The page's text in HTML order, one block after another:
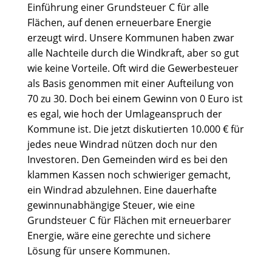
Einführung einer Grundsteuer C für alle
Flächen, auf denen erneuerbare Energie
erzeugt wird. Unsere Kommunen haben zwar
alle Nachteile durch die Windkraft, aber so gut
wie keine Vorteile. Oft wird die Gewerbesteuer
als Basis genommen mit einer Aufteilung von
70 zu 30. Doch bei einem Gewinn von 0 Euro ist
es egal, wie hoch der Umlageanspruch der
Kommune ist. Die jetzt diskutierten 10.000 € für
jedes neue Windrad nützen doch nur den
Investoren. Den Gemeinden wird es bei den
klammen Kassen noch schwieriger gemacht,
ein Windrad abzulehnen. Eine dauerhafte
gewinnunabhängige Steuer, wie eine
Grundsteuer C für Flächen mit erneuerbarer
Energie, wäre eine gerechte und sichere
Lösung für unsere Kommunen.